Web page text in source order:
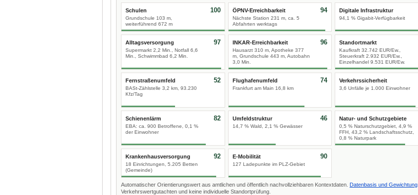
Schulen
Grundschule 103 m,
weiterführend 672 m
100 ÖPNV-Erreichbarkeit
Nächste Station 231 m, ca. 5
Abfahrten werktags
94 Digitale Infrastruktur
94,1 % Gigabit-Verfügbarkeit
Alltagsversorgung
Supermarkt 2,2 Min., Notfall 6,6
Min., Schwimmbad 6,2 Min.
97 INKAR-Erreichbarkeit
Hausarzt 310 m, Apotheke 377
m, Grundschule 443 m, Autobahn
3,0 Min.
96 Standortmarkt
Kaufkraft 32.742 EUR/Ew.,
Steuerkraft 2.932 EUR/Ew.,
Einzelhandel 9.531 EUR/Ew.
Fernstraßenumfeld
BASt-Zählstelle 3,2 km, 93.230
Kfz/Tag
52 Flughafenumfeld
Frankfurt am Main 16,8 km
74 Verkehrssicherheit
3,6 Unfälle je 1.000 Einwohner
Schienenlärm
EBA: ca. 900 Betroffene, 0,1 %
der Einwohner
82 Umfeldstruktur
14,7 % Wald, 2,1 % Gewässer
46 Natur- und Schutzgebiete
0,5 % Naturschutzgebiet, 4,9 %
FFH, 43,2 % Landschaftsschutz,
0,8 % Naturpark
Krankenhausversorgung
18 Einrichtungen, 5.205 Betten
(Gemeinde)
92 E-Mobilität
127 Ladepunkte im PLZ-Gebiet
90
Automatischer Orientierungswert aus amtlichen und öffentlich nachvollziehbaren Kontextdaten. Datenbasis und Gewichtung
Verkehrswertgutachten und keine individuelle Standortprüfung.